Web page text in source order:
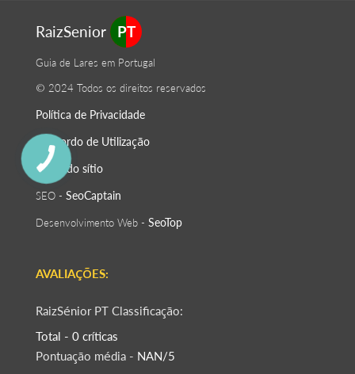
RaizSenior PT
Guia de Lares em Portugal
© 2024 Todos os direitos reservados
Política de Privacidade
O Acordo de Utilização
Mapa do sítio
SEO - SeoСaptain
Desenvolvimento Web - SeoTop
AVALIAÇÕES:
RaizSénior PT Classificação:
Total - 0 críticas
Pontuação média - NAN/5